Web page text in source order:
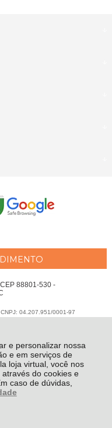
e personalizar nossa
e em serviços de
loja virtual, você nos
do cookies e
caso de dúvidas,
88801-530 -
04.207.951/0001-97